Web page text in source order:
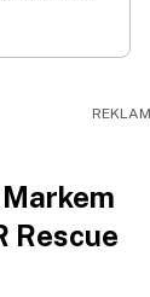
Rescue